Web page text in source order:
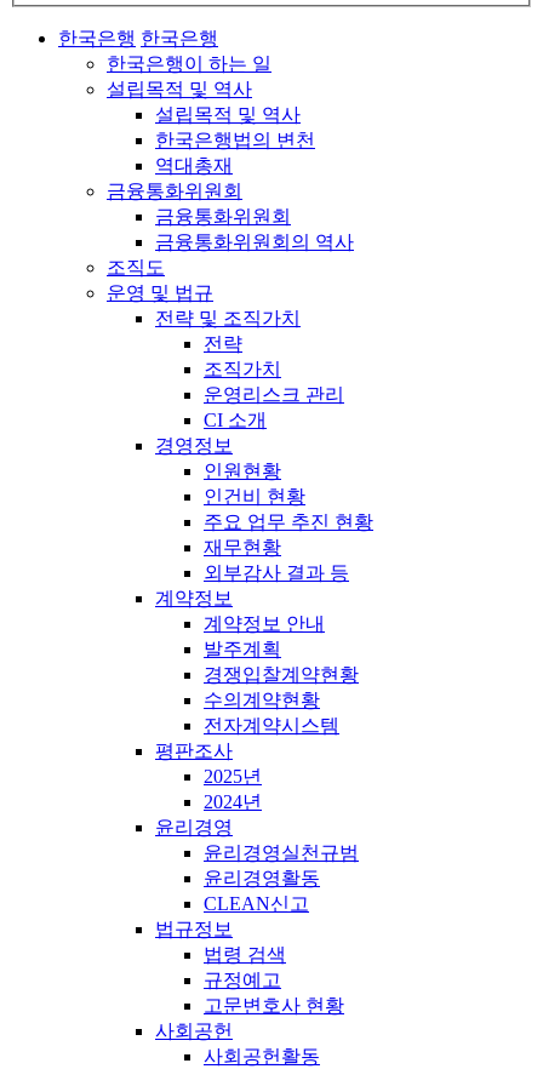
한국은행 한국은행
한국은행이 하는 일
설립목적 및 역사
설립목적 및 역사
한국은행법의 변천
역대총재
금융통화위원회
금융통화위원회
금융통화위원회의 역사
조직도
운영 및 법규
전략 및 조직가치
전략
조직가치
운영리스크 관리
CI 소개
경영정보
인원현황
인건비 현황
주요 업무 추진 현황
재무현황
외부감사 결과 등
계약정보
계약정보 안내
발주계획
경쟁입찰계약현황
수의계약현황
전자계약시스템
평판조사
2025년
2024년
윤리경영
윤리경영실천규범
윤리경영활동
CLEAN신고
법규정보
법령 검색
규정예고
고문변호사 현황
사회공헌
사회공헌활동